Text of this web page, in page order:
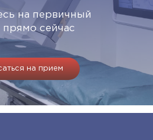
на первичный
сейчас
на прием